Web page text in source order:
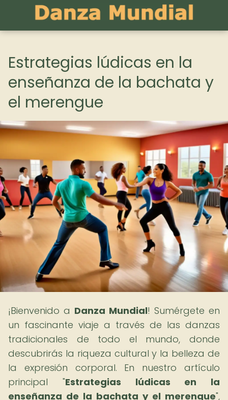
Estrategias lúdicas en la
enseñanza de la bachata y
el merengue
¡Bienvenido a Danza Mundial! Sumérgete en
un fascinante viaje a través de las danzas
tradicionales de todo el mundo, donde
descubrirás la riqueza cultural y la belleza de
la expresión corporal. En nuestro artículo
principal "Estrategias lúdicas en la
enseñanza de la bachata y el merengue",